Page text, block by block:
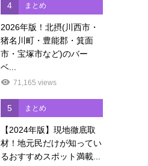
4 まとめ
2026年版！北摂(川西市・
猪名川町・豊能郡・箕面
市・宝塚市など)のバー
ベ...
71,165 views
5 まとめ
【2024年版】現地徹底取
材！地元民だけが知ってい
るおすすめスポット満載...